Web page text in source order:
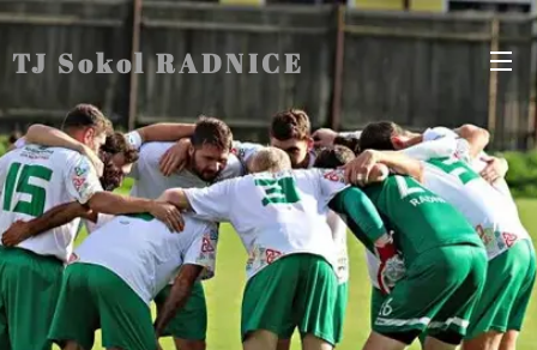
TJ Sokol RADNICE
Radnice Radnice